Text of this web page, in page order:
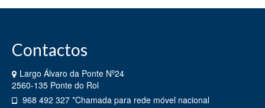
Contactos
Largo Álvaro da Ponte Nº24
2560-135 Ponte do Rol
968 492 327 *Chamada para rede móvel nacional